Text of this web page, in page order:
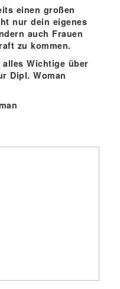
einen großen
nur dein eigenes
auch Frauen
zu kommen.
Wichtige über
Dipl. Woman